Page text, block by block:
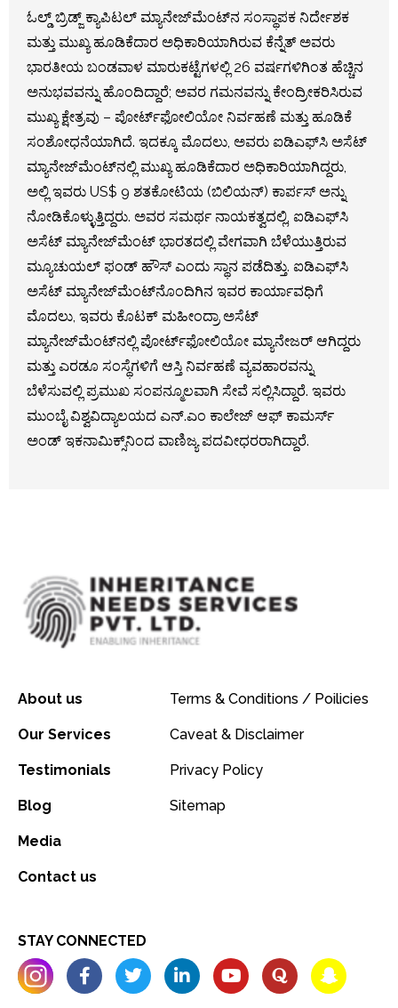
ಓಲ್ಡ್ ಬ್ರಿಡ್ಜ್ ಕ್ಯಾಪಿಟಲ್ ಮ್ಯಾನೇಜ್‌ಮೆಂಟ್‌ನ ಸಂಸ್ಥಾಪಕ ನಿರ್ದೇಶಕ
ಮತ್ತು ಮುಖ್ಯ ಹೂಡಿಕೆದಾರ ಅಧಿಕಾರಿಯಾಗಿರುವ ಕೆನ್ನೆತ್ ಅವರು
ಭಾರತೀಯ ಬಂಡವಾಳ ಮಾರುಕಟ್ಟೆಗಳಲ್ಲಿ 26 ವರ್ಷಗಳಿಗಿಂತ ಹೆಚ್ಚಿನ
ಅನುಭವವನ್ನು ಹೊಂದಿದ್ದಾರೆ; ಅವರ ಗಮನವನ್ನು ಕೇಂದ್ರೀಕರಿಸಿರುವ
ಮುಖ್ಯ ಕ್ಷೇತ್ರವು – ಪೋರ್ಟ್‌ಫೋಲಿಯೋ ನಿರ್ವಹಣೆ ಮತ್ತು ಹೂಡಿಕೆ
ಸಂಶೋಧನೆಯಾಗಿದೆ. ಇದಕ್ಕೂ ಮೊದಲು, ಅವರು ಐಡಿಎಫ್‌ಸಿ ಅಸೆಟ್
ಮ್ಯಾನೇಜ್‌ಮೆಂಟ್‌ನಲ್ಲಿ ಮುಖ್ಯ ಹೂಡಿಕೆದಾರ ಅಧಿಕಾರಿಯಾಗಿದ್ದರು,
ಅಲ್ಲಿ ಇವರು US$ 9 ಶತಕೋಟಿಯ (ಬಿಲಿಯನ್) ಕಾರ್ಪಸ್ ಅನ್ನು
ನೋಡಿಕೊಳ್ಳುತ್ತಿದ್ದರು. ಅವರ ಸಮರ್ಥ ನಾಯಕತ್ವದಲ್ಲಿ, ಐಡಿಎಫ್‌ಸಿ
ಅಸೆಟ್ ಮ್ಯಾನೇಜ್‌ಮೆಂಟ್ ಭಾರತದಲ್ಲಿ ವೇಗವಾಗಿ ಬೆಳೆಯುತ್ತಿರುವ
ಮ್ಯೂಚುಯಲ್ ಫಂಡ್ ಹೌಸ್ ಎಂದು ಸ್ಥಾನ ಪಡೆದಿತ್ತು. ಐಡಿಎಫ್‌ಸಿ
ಅಸೆಟ್ ಮ್ಯಾನೇಜ್‌ಮೆಂಟ್‌ನೊಂದಿಗಿನ ಇವರ ಕಾರ್ಯಾವಧಿಗೆ
ಮೊದಲು, ಇವರು ಕೊಟಕ್ ಮಹೀಂದ್ರಾ ಅಸೆಟ್
ಮ್ಯಾನೇಜ್‌ಮೆಂಟ್‌ನಲ್ಲಿ ಪೋರ್ಟ್‌ಫೋಲಿಯೋ ಮ್ಯಾನೇಜರ್ ಆಗಿದ್ದರು
ಮತ್ತು ಎರಡೂ ಸಂಸ್ಥೆಗಳಿಗೆ ಆಸ್ತಿ ನಿರ್ವಹಣೆ ವ್ಯವಹಾರವನ್ನು
ಬೆಳೆಸುವಲ್ಲಿ ಪ್ರಮುಖ ಸಂಪನ್ಮೂಲವಾಗಿ ಸೇವೆ ಸಲ್ಲಿಸಿದ್ದಾರೆ. ಇವರು
ಮುಂಬೈ ವಿಶ್ವವಿದ್ಯಾಲಯದ ಎನ್.ಎಂ ಕಾಲೇಜ್ ಆಫ್ ಕಾಮರ್ಸ್
ಅಂಡ್ ಇಕನಾಮಿಕ್ಸ್‌ನಿಂದ ವಾಣಿಜ್ಯ ಪದವೀಧರರಾಗಿದ್ದಾರೆ.
About us
Our Services
Testimonials
Blog
Media
Contact us
Terms & Conditions / Poilicies
Caveat & Disclaimer
Privacy Policy
Sitemap
STAY CONNECTED